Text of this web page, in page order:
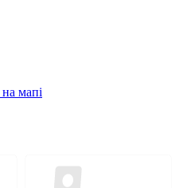
мапі